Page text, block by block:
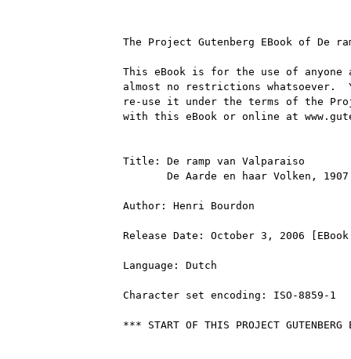
The Project Gutenberg EBook of De
This eBook is for the use of anyone
almost no restrictions whatsoever.
re-use it under the terms of the
with this eBook or online at
Title: De ramp van Valparaiso
       De Aarde en haar Volken, 1907
Author: Henri Bourdon
Release Date: October 3, 2006 [EBook
Language: Dutch
Character set encoding: ISO-8859-1
*** START OF THIS PROJECT GUTENBERG